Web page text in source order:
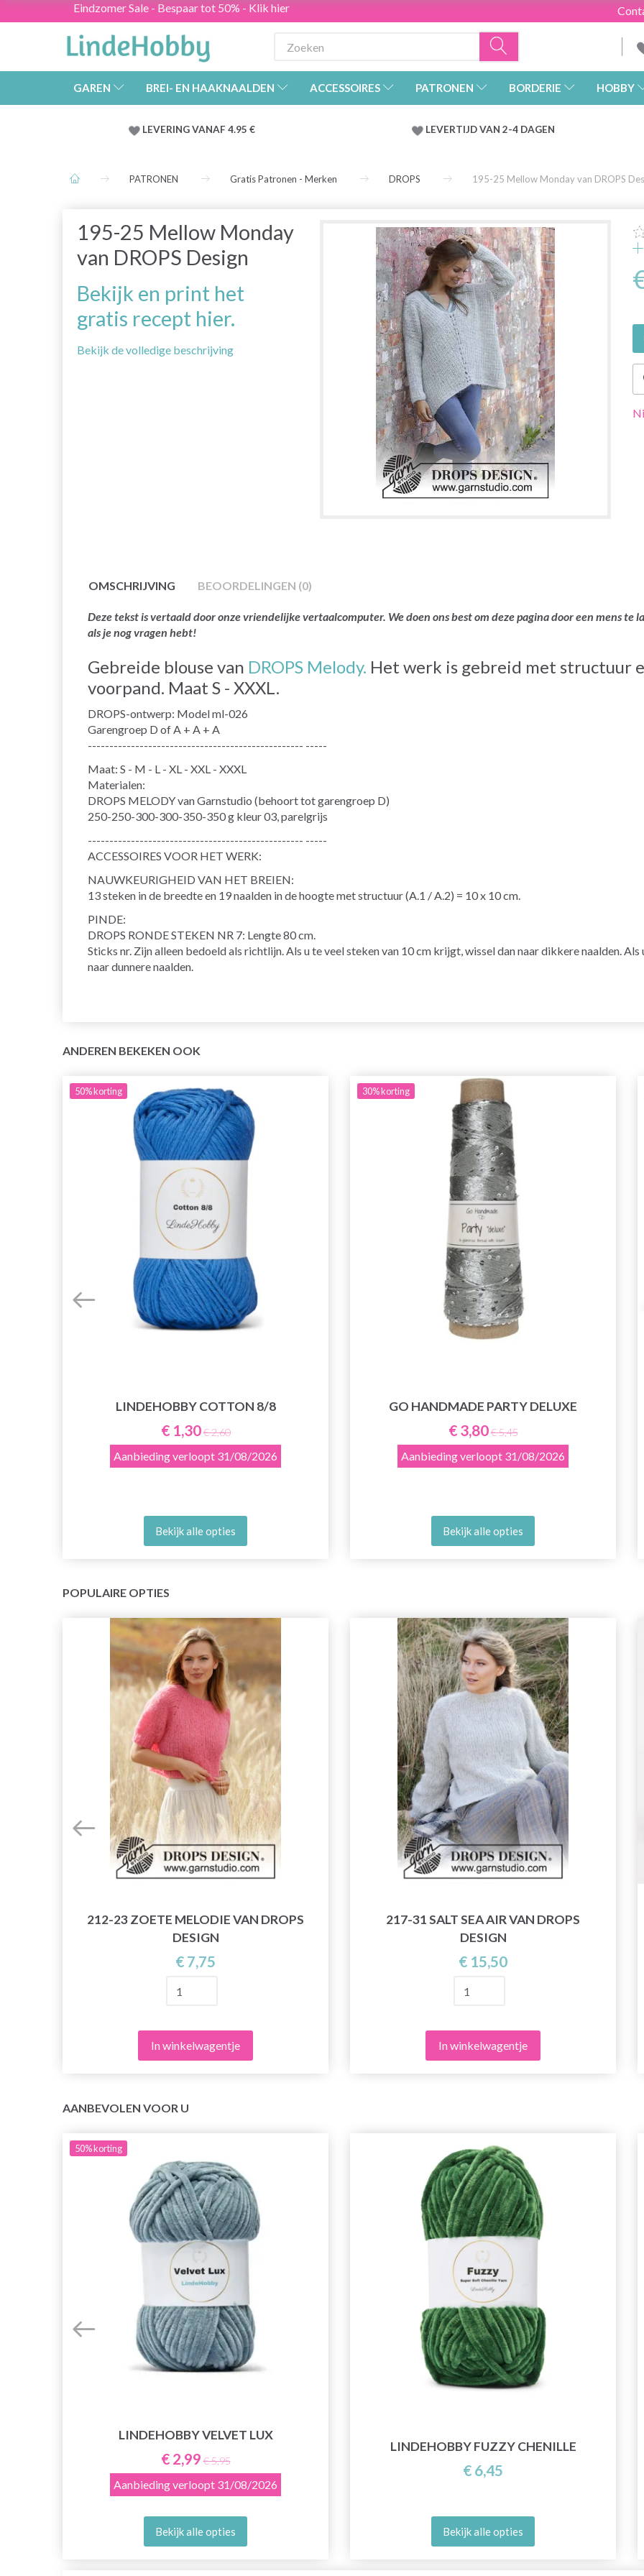
Eindzomer Sale - Bespaar tot 50% - Klik hier
GAREN BREI- EN HAAKNAALDEN ACCESSOIRES PATRONEN BORDERIE HOBBY
LEVERING VANAF 4.95 € LEVERTIJD VAN 2-4 DAGEN
PATRONEN Gratis Patronen - Merken DROPS 195-25 Mellow Monday van DROPS
195-25 Mellow Monday
van DROPS Design
Bekijk en print het
gratis recept hier.
Bekijk de volledige beschrijving
OMSCHRIJVING BEOORDELINGEN (0)
Deze tekst is vertaald door onze vriendelijke vertaalcomputer. We doen ons best om deze pagina door een mens te
als je nog vragen hebt!
Gebreide blouse van DROPS Melody. Het werk is gebreid met structuur
voorpand. Maat S - XXXL.
DROPS-ontwerp: Model ml-026
Garengroep D of A + A + A
-------------------------------------------------- -----
Maat: S - M - L - XL - XXL - XXXL
Materialen:
DROPS MELODY van Garnstudio (behoort tot garengroep D)
250-250-300-300-350-350 g kleur 03, parelgrijs
-------------------------------------------------- -----
ACCESSOIRES VOOR HET WERK:
NAUWKEURIGHEID VAN HET BREIEN:
13 steken in de breedte en 19 naalden in de hoogte met structuur (A.1 / A.2) = 10 x 10 cm.
PINDE:
DROPS RONDE STEKEN NR 7: Lengte 80 cm.
Sticks nr. Zijn alleen bedoeld als richtlijn. Als u te veel steken van 10 cm krijgt, wissel dan naar dikkere naalden.
naar dunnere naalden.
ANDEREN BEKEKEN OOK
50%korting
LINDEHOBBY COTTON 8/8
€ 1,30€ 2,60
Aanbieding verloopt 31/08/2026
Bekijk alle opties
30%korting
GO HANDMADE PARTY DELUXE
€ 3,80€ 5,45
Aanbieding verloopt 31/08/2026
Bekijk alle opties
POPULAIRE OPTIES
212-23 ZOETE MELODIE VAN DROPS
DESIGN
€ 7,75
In winkelwagentje
217-31 SALT SEA AIR VAN DROPS
DESIGN
€ 15,50
In winkelwagentje
AANBEVOLEN VOOR U
50%korting
LINDEHOBBY VELVET LUX
€ 2,99 € 5,95
Aanbieding verloopt 31/08/2026
Bekijk alle opties
LINDEHOBBY FUZZY CHENILLE
€ 6,45
Bekijk alle opties